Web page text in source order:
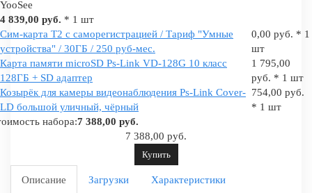
YooSee
4 839,00 руб. * 1 шт
Сим-карта Т2 с саморегистрацией / Тариф "Умные
устройства" / 30ГБ / 250 руб-мес.
0,00 руб. * 1
шт
Карта памяти microSD Ps-Link VD-128G 10 класс
128ГБ + SD адаптер
1 795,00
руб. * 1 шт
Козырёк для камеры видеонаблюдения Ps-Link Cover-
LD большой уличный, чёрный
754,00 руб.
* 1 шт
набора:7 388,00 руб.
7 388,00 руб.
Купить
Описание Загрузки Характеристики